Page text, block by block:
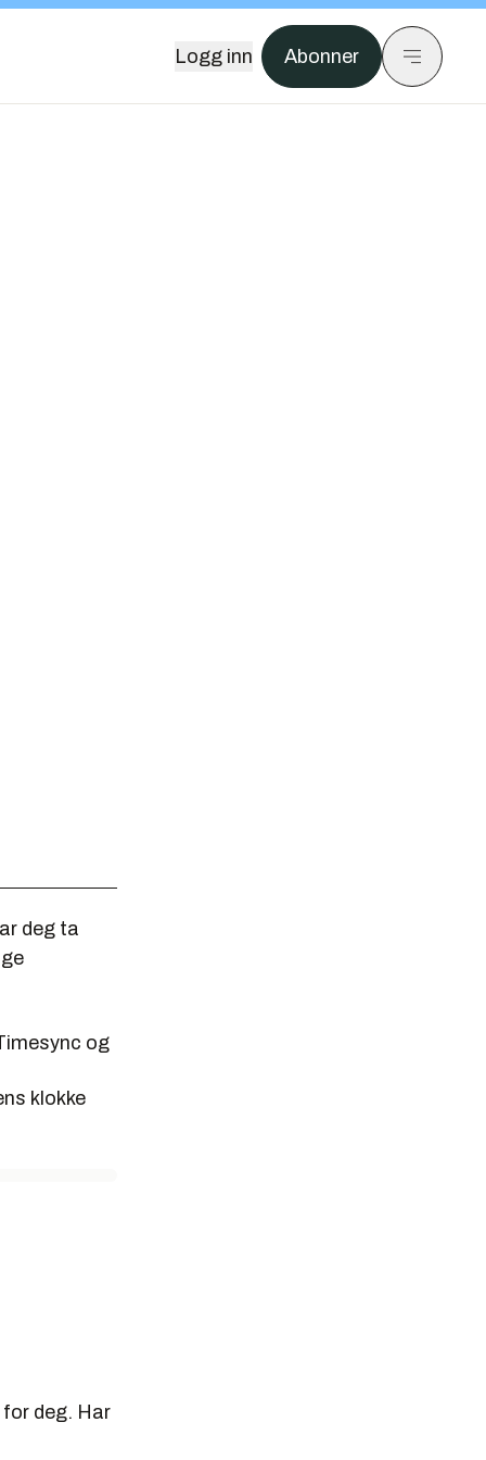
Logg inn Abonner
deg ta
og
klokke
deg. Har